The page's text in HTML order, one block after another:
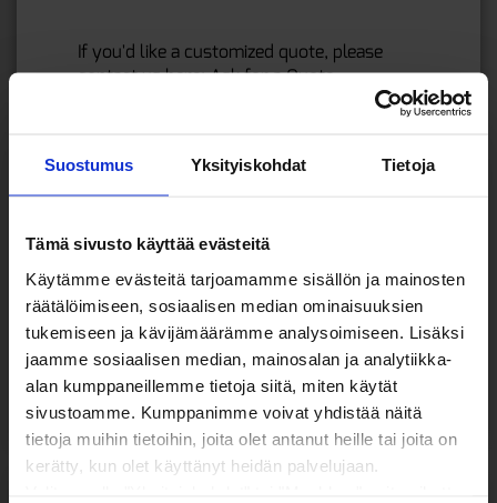
Suostumus Yksityiskohdat Tietoja
Tämä sivusto käyttää evästeitä
Käytämme evästeitä tarjoamamme sisällön ja mainosten
räätälöimiseen, sosiaalisen median ominaisuuksien
tukemiseen ja kävijämäärämme analysoimiseen. Lisäksi
jaamme sosiaalisen median, mainosalan ja analytiikka-
alan kumppaneillemme tietoja siitä, miten käytät
sivustoamme. Kumppanimme voivat yhdistää näitä
tietoja muihin tietoihin, joita olet antanut heille tai joita on
kerätty, kun olet käyttänyt heidän palvelujaan.
If you'd like a customized quote, please
contact us here:Ask for a Quote.
possible, open theOnline Editor here
TRY OUR PRICE CALCULATOR »
ASK FOR A QUOTE »